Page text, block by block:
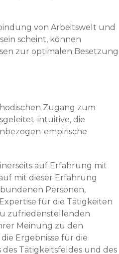
von Arbeitswelt und
scheint, können
zur optimalen Besetzung
Zugang zum
intuitive, die
empirische
auf Erfahrung mit
mit dieser Erfahrung
Personen,
für die Tätigkeiten
zufriedenstellenden
Meinung zu den
Ergebnisse für die
Tätigkeitsfeldes und des